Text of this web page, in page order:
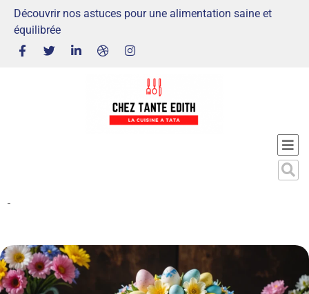
Découvrir nos astuces pour une alimentation saine et
équilibrée
-